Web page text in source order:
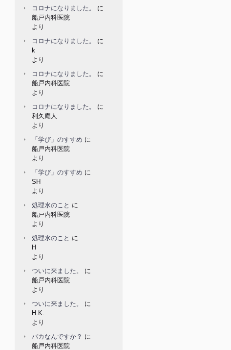
コロナになりました。
に
船戸内科医院
より
コロナになりました。
に
k
より
コロナになりました。
に
船戸内科医院
より
コロナになりました。
に
利久庵人
より
「学び」のすすめ に
船戸内科医院
より
「学び」のすすめ に
SH
より
処理水のこと に
船戸内科医院
より
処理水のこと に
H
より
ついに来ました。
に
船戸内科医院
より
ついに来ました。
に
H.K.
より
バカなんですか？ に
船戸内科医院